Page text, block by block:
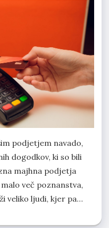
podjetjem navado,
dogodkov, ki so bili
majhna podjetja
več poznanstva,
veliko ljudi, kjer pa…